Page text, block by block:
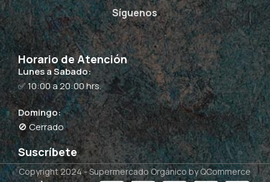
Síguenos
Horario de Atención
Lunes a Sabado:
✅ 10:00 a 20:00 hrs.
Domingo:
🚫 Cerrado
Suscríbete
Copyright 2024 -Supermercado Orgánico by QCommerce